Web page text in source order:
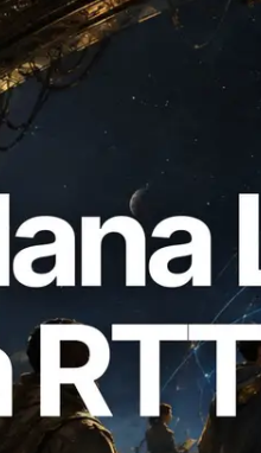
Slot API：新
測量 —
API 同步上線